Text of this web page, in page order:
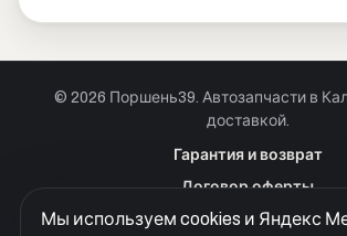
© 2026 Поршень39. Автозапчасти в
доставкой.
Гарантия и возврат
Договор оферты
Куки
Мы используем cookies и Яндекс
+7 901 390 0 390
Позвонить ·
+7 901 390 0 390